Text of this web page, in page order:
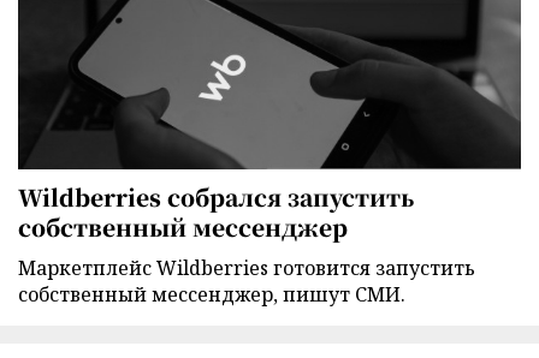
Wildberries собрался запустить
собственный мессенджер
Маркетплейс Wildberries готовится запустить
собственный мессенджер, пишут СМИ.